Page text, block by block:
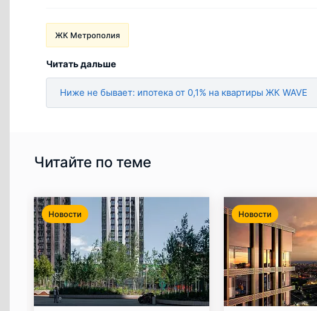
ЖК Метрополия
Читать дальше
Ниже не бывает: ипотека от 0,1% на квартиры ЖК WAVE
Читайте по теме
Новости Новости